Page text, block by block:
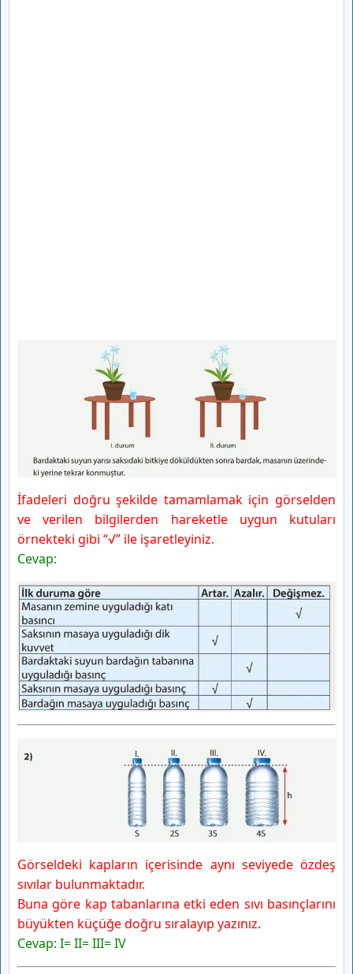
İfadeleri doğru şekilde tamamlamak için görselden
ve verilen bilgilerden hareketle uygun kutuları
örnekteki gibi “√” ile işaretleyiniz.
Cevap:
Görseldeki kapların içerisinde aynı seviyede özdeş
sıvılar bulunmaktadır.
Buna göre kap tabanlarına etki eden sıvı basınçlarını
büyükten küçüğe doğru sıralayıp yazınız.
Cevap: I= II= III= IV